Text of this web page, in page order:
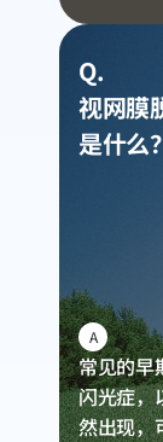
Q.
视网膜
是什么？
A
常见的早
闪光症，
然出现，